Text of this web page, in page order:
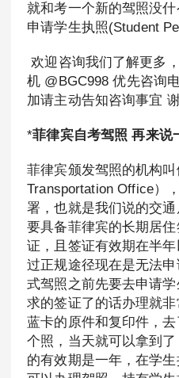
就和考一个新的驾照没
申请学生执照(Student
欢迎咨询我们了解更多
机 @BGC998 优先咨询
加请主动告知咨询事宜 谢
*菲律宾自考驾照 再来说
菲律宾颁发驾照的机构叫
Transportation Office）
署，也就是我们说的交
要具备菲律宾的长期居
证，且签证有效期在半
过正规途径现在是无法
式驾照之前先要去申请
求的签证了的话办理就
蓝卡的原件和复印件，
个照，当天就可以拿到
的有效期是一年，在学